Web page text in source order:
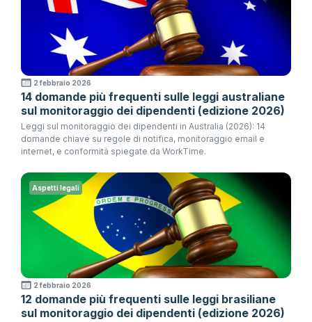
2 febbraio 2026
14 domande più frequenti sulle leggi australiane
sul monitoraggio dei dipendenti (edizione 2026)
Leggi sul monitoraggio dei dipendenti in Australia (2026): 14
domande chiave su regole di notifica, monitoraggio email e
internet, e conformità spiegate da WorkTime.
2 febbraio 2026
12 domande più frequenti sulle leggi brasiliane
sul monitoraggio dei dipendenti (edizione 2026)
Aspetti legali